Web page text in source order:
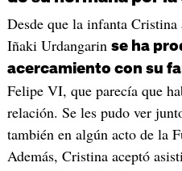
Desde que la infanta
Iñaki Urdangarin se ha
acercamiento con su
Felipe VI, que parecía que
relación. Se les pudo ver
también en algún acto de la
Además, Cristina aceptó